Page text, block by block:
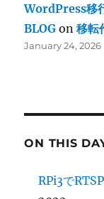
WordPress移
BLOG on移転
January 24, 2026
ON THIS
RPi3で